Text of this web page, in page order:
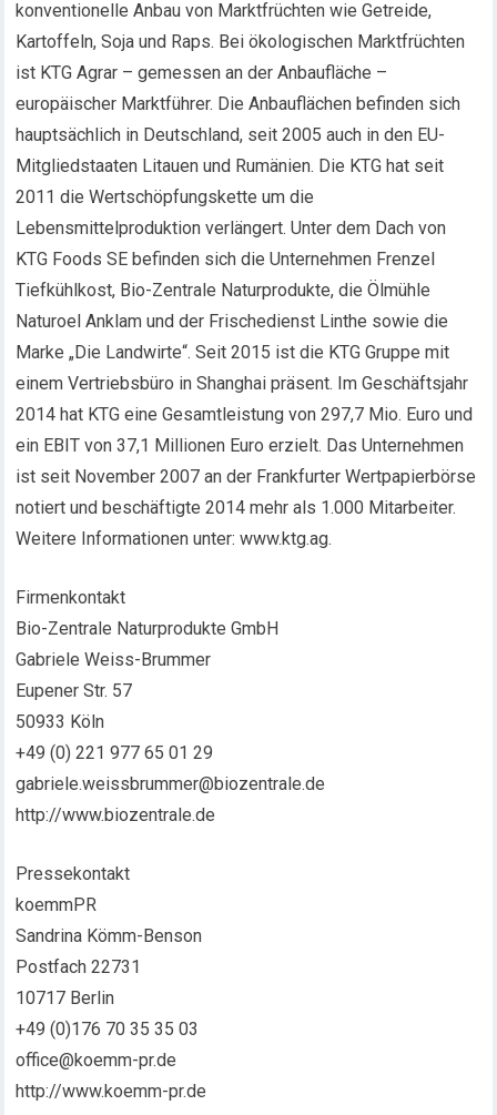
konventionelle Anbau von Marktfrüchten wie Getreide,
Kartoffeln, Soja und Raps. Bei ökologischen Marktfrüchten
ist KTG Agrar – gemessen an der Anbaufläche –
europäischer Marktführer. Die Anbauflächen befinden sich
hauptsächlich in Deutschland, seit 2005 auch in den EU-
Mitgliedstaaten Litauen und Rumänien. Die KTG hat seit
2011 die Wertschöpfungskette um die
Lebensmittelproduktion verlängert. Unter dem Dach von
KTG Foods SE befinden sich die Unternehmen Frenzel
Tiefkühlkost, Bio-Zentrale Naturprodukte, die Ölmühle
Naturoel Anklam und der Frischedienst Linthe sowie die
Marke „Die Landwirte“. Seit 2015 ist die KTG Gruppe mit
einem Vertriebsbüro in Shanghai präsent. Im Geschäftsjahr
2014 hat KTG eine Gesamtleistung von 297,7 Mio. Euro und
ein EBIT von 37,1 Millionen Euro erzielt. Das Unternehmen
ist seit November 2007 an der Frankfurter Wertpapierbörse
notiert und beschäftigte 2014 mehr als 1.000 Mitarbeiter.
Weitere Informationen unter: www.ktg.ag.
Firmenkontakt
Bio-Zentrale Naturprodukte GmbH
Gabriele Weiss-Brummer
Eupener Str. 57
50933 Köln
+49 (0) 221 977 65 01 29
gabriele.weissbrummer@biozentrale.de
http://www.biozentrale.de
Pressekontakt
koemmPR
Sandrina Kömm-Benson
Postfach 22731
10717 Berlin
+49 (0)176 70 35 35 03
office@koemm-pr.de
http://www.koemm-pr.de